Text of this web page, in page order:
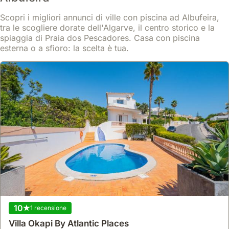
Albufeira e al campo da golf Salgados.
Questa casa vacanze per 7 persone vanta una piscina privata, un
ampio giardino con zona barbecue e Wi-Fi gratuito, ideale per
soggiorni rilassanti.
Scopri di più
Da
220 € /notte Mostra
Nessuna recensione
Scopri i migliori annunci di ville con piscina ad Albufeira,
tra le scogliere dorate dell'Algarve, il centro storico e la
spiaggia di Praia dos Pescadores. Casa con piscina
esterna o a sfioro: la scelta è tua.
10 1 recensione
Villa Okapi By Atlantic Places